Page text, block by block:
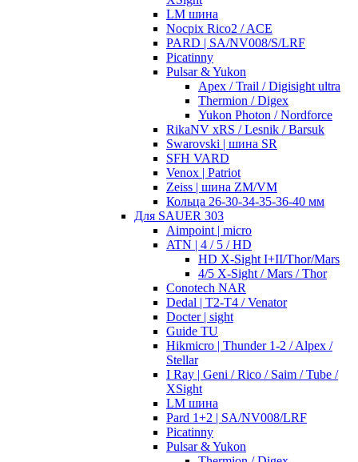
LM шина
Nocpix Rico2 / ACE
PARD | SA/NV008/S/LRF
Picatinny
Pulsar & Yukon
Apex / Trail / Digisight ultra
Thermion / Digex
Yukon Photon / Nordforce
RikaNV xRS / Lesnik / Barsuk
Swarovski | шина SR
SFH VARD
Venox | Patriot
Zeiss | шина ZM/VM
Кольца 26-30-34-35-36-40 мм
Для SAUER 303
Aimpoint | micro
ATN | 4 / 5 / HD
HD X-Sight I+II/Thor/Mars
4/5 X-Sight / Mars / Thor
Conotech NAR
Dedal | T2-T4 / Venator
Docter | sight
Guide TU
Hikmicro | Thunder 1-2 / Alpex /
Stellar
I Ray | Geni / Rico / Saim / Tube /
XSight
LM шина
Pard 1+2 | SA/NV008/LRF
Picatinny
Pulsar & Yukon